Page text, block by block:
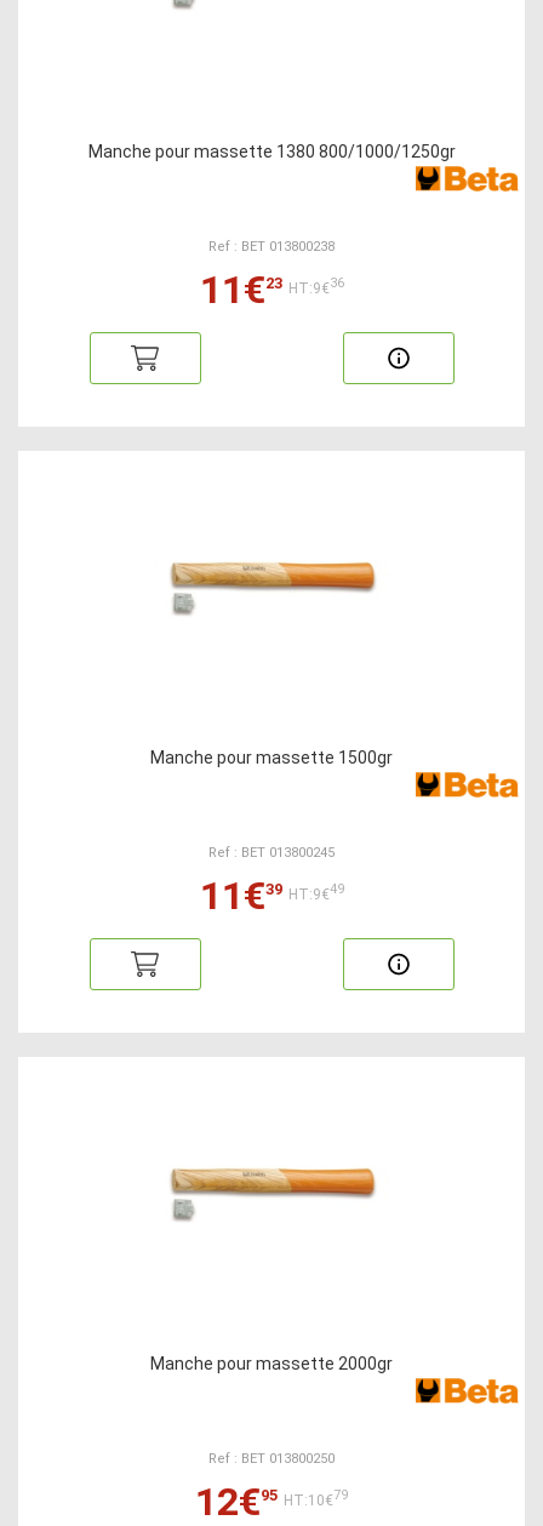
Manche pour massette 1380 800/1000/1250gr
Ref : BET 013800238
11€23 HT:9€36
Manche pour massette 1500gr
Ref : BET 013800245
11€39 HT:9€49
Manche pour massette 2000gr
Ref : BET 013800250
12€95 HT:10€79